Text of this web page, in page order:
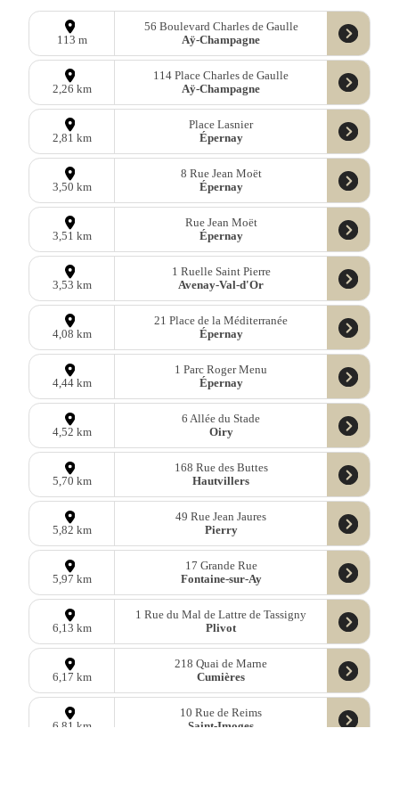
113 m
56 Boulevard Charles de Gaulle
Aÿ-Champagne
2,26 km
114 Place Charles de Gaulle
Aÿ-Champagne
2,81 km
Place Lasnier
Épernay
3,50 km
8 Rue Jean Moët
Épernay
3,51 km
Rue Jean Moët
Épernay
3,53 km
1 Ruelle Saint Pierre
Avenay-Val-d'Or
4,08 km
21 Place de la Méditerranée
Épernay
4,44 km
1 Parc Roger Menu
Épernay
4,52 km
6 Allée du Stade
Oiry
5,70 km
168 Rue des Buttes
Hautvillers
5,82 km
49 Rue Jean Jaures
Pierry
5,97 km
17 Grande Rue
Fontaine-sur-Ay
6,13 km
1 Rue du Mal de Lattre de Tassigny
Plivot
6,17 km
218 Quai de Marne
Cumières
6,81 km
10 Rue de Reims
Saint-Imoges